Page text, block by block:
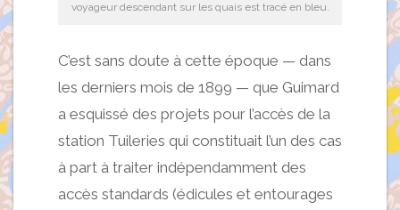
voyageur descendant sur les quais est tracé en bleu.
C’est sans doute à cette époque — dans
les derniers mois de 1899 — que Guimard
a esquissé des projets pour l’accès de la
station Tuileries qui constituait l’un des cas
à part à traiter indépendamment des
accès standards (édicules et entourages